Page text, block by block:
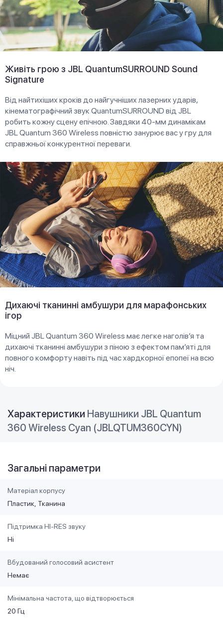
Живіть грою з JBL QuantumSURROUND Sound
Signature
Від найтихіших кроків до найгучніших лазерних ударів,
кінематографічний звук QuantumSURROUND від JBL
робить кожну сцену епічною. Завдяки 40-мм динамікам
JBL Quantum 360 Wireless повністю занурює вас у гру для
справжньої конкурентної переваги.
Дихаючі тканинні амбушури для марафонських
ігор
Міцний JBL Quantum 360 Wireless має легке наголів’я та
дихаючі тканинні амбушури з піною з ефектом пам’яті для
повного комфорту навіть під час хардкорної епопеї на всю
ніч.
Характеристики Навушники JBL Quantum
360 Wireless Cyan (JBLQTUM360CYN)
Загальні параметри
Матеріал корпусу
Пластик Тканина
Підтримка HI-RES звуку
Ні
Вбудований голосовий асистент
Немає
Мінімальна частота, що відтворюється
20 Гц